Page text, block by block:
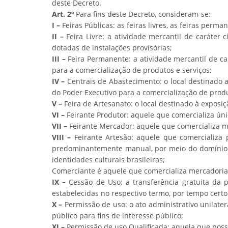
deste Decreto.
Art. 2º Para fins deste Decreto, consideram-se:
I – Feiras Públicas: as feiras livres, as feiras
II –Feira Livre: a atividade mercantil de caráter
dotadas de instalações provisórias;
III –Feira Permanente: a atividade mercantil de
para a comercialização de produtos e serviços;
IV – Centrais de Abastecimento: o local
do Poder Executivo para a comercialização de
V – Feira de Artesanato: o local destinado à
VI – Feirante Produtor: aquele que comercializa
VII – Feirante Mercador: aquele que comercializa
VIII – Feirante Artesão: aquele que
predominantemente manual, por meio do
identidades culturais brasileiras;
Comerciante é aquele que comercializa
IX – Cessão de Uso: a transferência gratuita
estabelecidas no respectivo termo, por tempo
X – Permissão de uso: o ato administrativo
público para fins de interesse público;